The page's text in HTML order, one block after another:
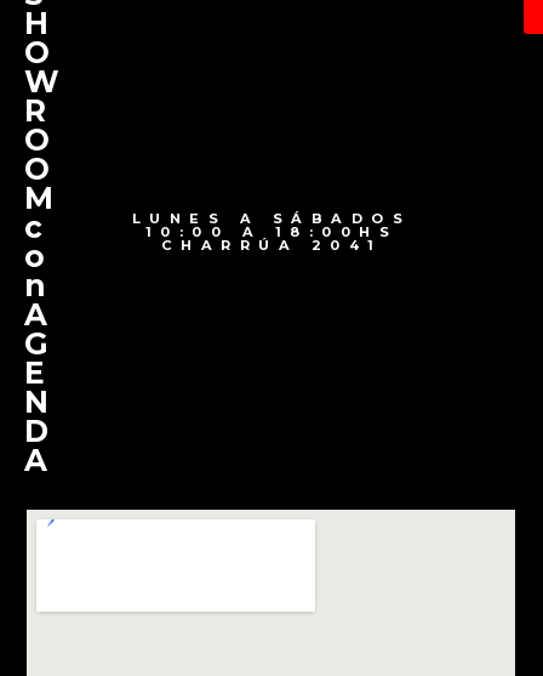
H
O
W
R
O
O
M
c
o
n
A
G
E
N
D
A
LUNES A SÁBADOS
10:00 A 18:00HS
CHARRÚA 2041